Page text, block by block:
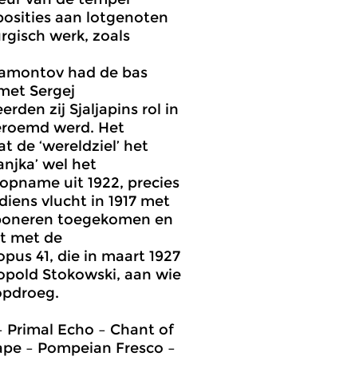
aan lotgenoten
werk, zoals
had de bas
Sergej
zij Sjaljapins rol in
werd. Het
de ‘wereldziel’ het
wel het
uit 1922, precies
vlucht in 1917 met
toegekomen en
met de
41, die in maart 1927
Stokowski, aan wie
Primal Echo – Chant of
– Pompeian Fresco –